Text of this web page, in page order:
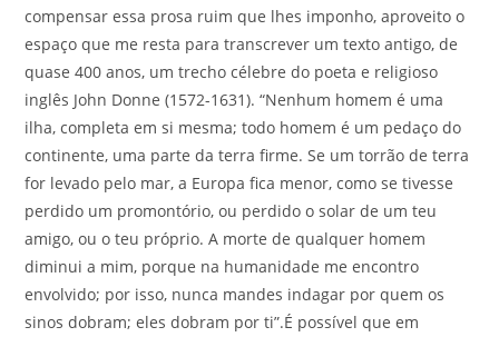
compensar essa prosa ruim que lhes imponho, aproveito o
espaço que me resta para transcrever um texto antigo, de
quase 400 anos, um trecho célebre do poeta e religioso
inglês John Donne (1572-1631). “Nenhum homem é uma
ilha, completa em si mesma; todo homem é um pedaço do
continente, uma parte da terra firme. Se um torrão de terra
for levado pelo mar, a Europa fica menor, como se tivesse
perdido um promontório, ou perdido o solar de um teu
amigo, ou o teu próprio. A morte de qualquer homem
diminui a mim, porque na humanidade me encontro
envolvido; por isso, nunca mandes indagar por quem os
sinos dobram; eles dobram por ti”.É possível que em